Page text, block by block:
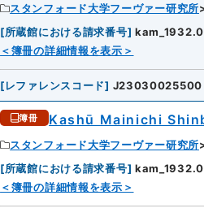
スタンフォード大学フーヴァー研究所
[所蔵館における請求番号]
＜簿冊の詳細情報を表示＞
[レファレンスコード] J23030025500
簿冊 Kashū Mainichi
スタンフォード大学フーヴァー研究所
[所蔵館における請求番号]
＜簿冊の詳細情報を表示＞